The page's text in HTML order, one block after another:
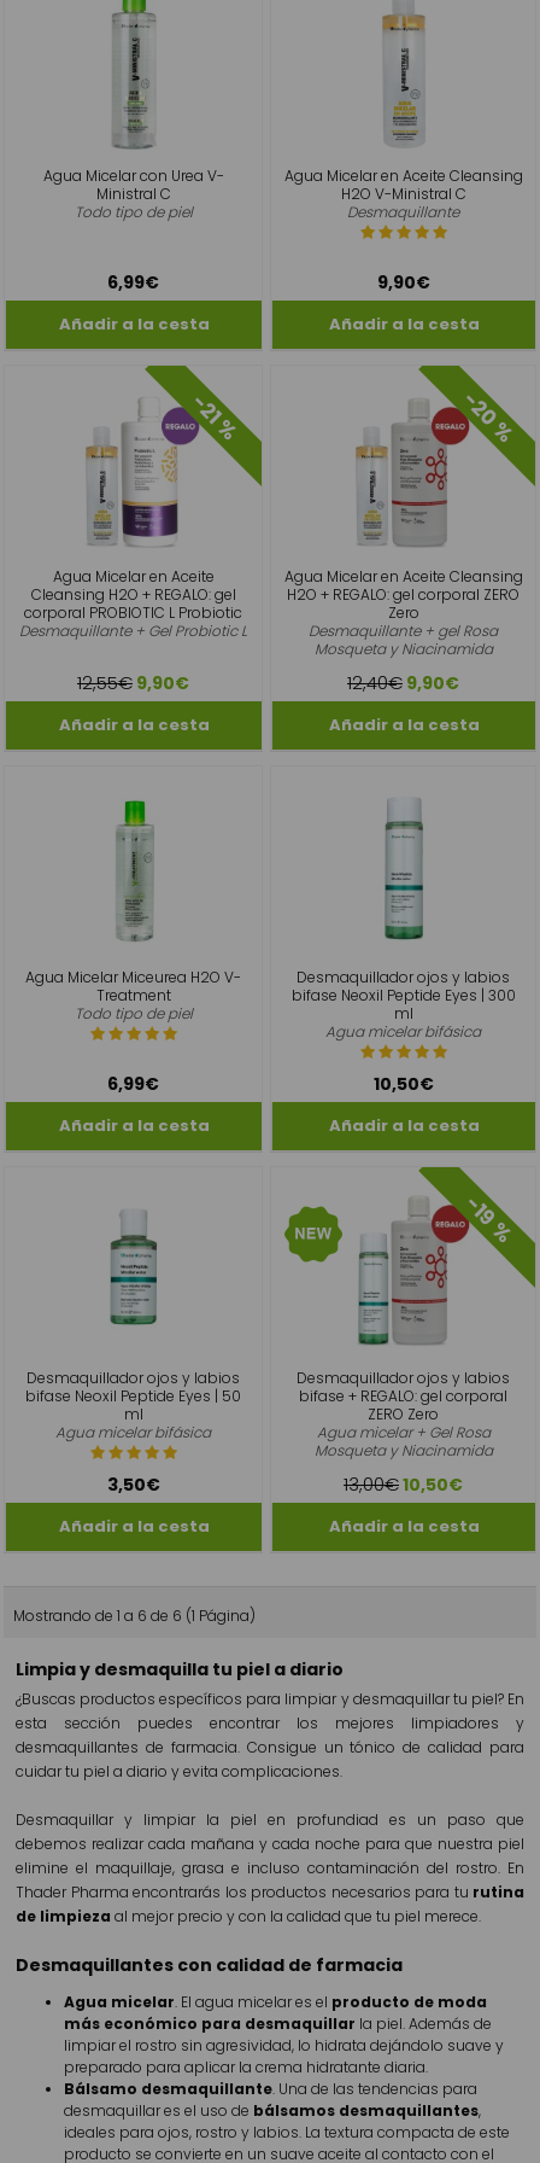
Agua Micelar con Urea V-
Ministral C
Todo tipo de piel
6,99€
Agua Micelar en Aceite Cleansing
H2O V-Ministral C
Desmaquillante
9,90€
Agua Micelar en Aceite
Cleansing H2O + REGALO: gel
corporal PROBIOTIC L Probiotic
Desmaquillante + Gel Probiotic L
-21 %
12,55€ 9,90€
Agua Micelar en Aceite Cleansing
H2O + REGALO: gel corporal ZERO
Zero
Desmaquillante + gel Rosa
Mosqueta y Niacinamida
-20 %
12,40€ 9,90€
Agua Micelar Miceurea H2O V-
Treatment
Todo tipo de piel
6,99€
Desmaquillador ojos y labios
bifase Neoxil Peptide Eyes | 300
ml
Agua micelar bifásica
10,50€
Desmaquillador ojos y labios
bifase Neoxil Peptide Eyes | 50
ml
Agua micelar bifásica
3,50€
Desmaquillador ojos y labios
bifase + REGALO: gel corporal
ZERO Zero
Agua micelar + Gel Rosa
Mosqueta y Niacinamida
-19 %
13,00€10,50€
Mostrando de 1 a 6 de 6 (1 Página)
Limpia y desmaquilla tu piel a diario
¿Buscas productos específicos para limpiar y desmaquillar tu piel? En
esta sección puedes encontrar los mejores limpiadores y
desmaquillantes de farmacia. Consigue un tónico de calidad para
cuidar tu piel a diario y evita complicaciones.
Desmaquillar y limpiar la piel en profundiad es un paso que
debemos realizar cada mañana y cada noche para que nuestra piel
elimine el maquillaje, grasa e incluso contaminación del rostro. En
Thader Pharma encontrarás los productos necesarios para tu rutina
de limpieza al mejor precio y con la calidad que tu piel merece.
Desmaquillantes con calidad de farmacia
Agua micelar. El agua micelar es el producto de moda
más económico para desmaquillar la piel. Además de
limpiar el rostro sin agresividad, lo hidrata dejándolo suave y
preparado para aplicar la crema hidratante diaria.
Bálsamo desmaquillante. Una de las tendencias para
desmaquillar es el uso de bálsamos desmaquillantes,
ideales para ojos, rostro y labios. La textura compacta de este
producto se convierte en un suave aceite al contacto con el